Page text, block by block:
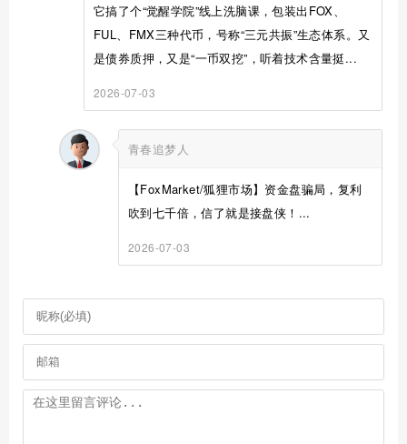
它搞了个“觉醒学院”线上洗脑课，包装出FOX、
FUL、FMX三种代币，号称“三元共振”生态体系。又
是债券质押，又是“一币双挖”，听着技术含量挺...
2026-07-03
青春追梦人
【FoxMarket/狐狸市场】资金盘骗局，复利
吹到七千倍，信了就是接盘侠！...
2026-07-03